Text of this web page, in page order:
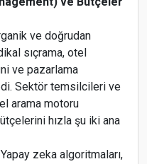
ve doğrudan
sıçrama, otel
ve pazarlama
Sektör temsilcileri ve
arama motoru
hızla şu iki ana
Yapay zeka algoritmaları,